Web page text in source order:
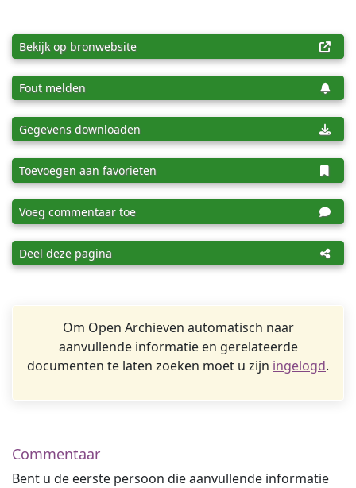
Bekijk op bronwebsite
Fout melden
Gegevens downloaden
Toevoegen aan favorieten
Voeg commentaar toe
Deel deze pagina
Om Open Archieven automatisch naar
aanvullende informatie en gerelateerde
documenten te laten zoeken moet u zijn ingelogd.
Commentaar
Bent u de eerste persoon die aanvullende informatie